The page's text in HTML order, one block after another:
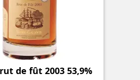
de fût 2003 53,9%